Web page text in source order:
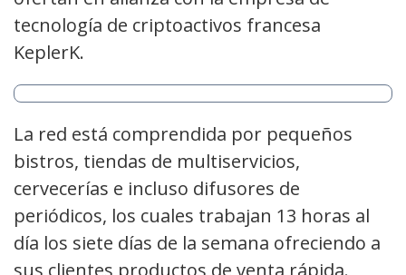
tecnología de criptoactivos francesa
KeplerK.
La red está comprendida por pequeños
bistros, tiendas de multiservicios,
cervecerías e incluso difusores de
periódicos, los cuales trabajan 13 horas al
día los siete días de la semana ofreciendo a
sus clientes productos de venta rápida.